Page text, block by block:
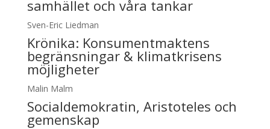
samhället och våra tankar
Sven-Eric Liedman
Krönika: Konsumentmaktens
begränsningar & klimatkrisens
möjligheter
Malin Malm
Socialdemokratin, Aristoteles och
gemenskap